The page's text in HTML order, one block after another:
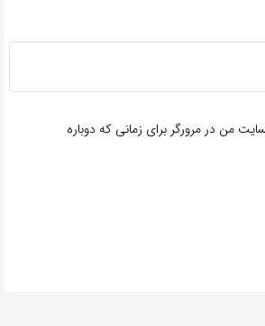
من در مرورگر برای زمانی که دوباره